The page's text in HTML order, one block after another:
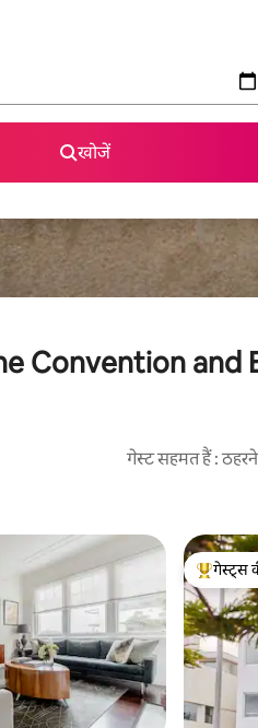
खोजें
Convention and
गेस्ट सहमत हैं :
गेस्ट्स का
गेस्ट्स